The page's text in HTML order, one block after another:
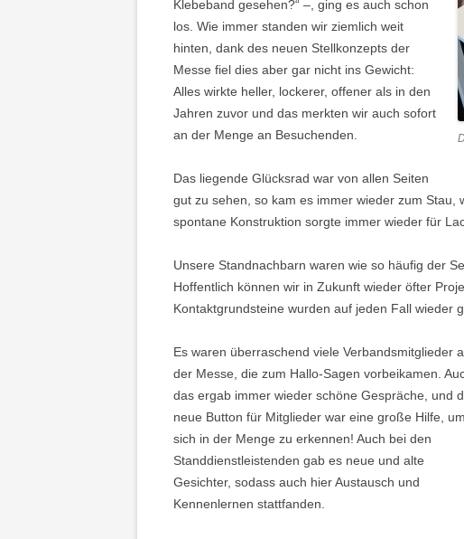
Klebeband gesehen?“ –, ging es auch schon
los. Wie immer standen wir ziemlich weit
hinten, dank des neuen Stellkonzepts der
Messe fiel dies aber gar nicht ins Gewicht:
Alles wirkte heller, lockerer, offener als in den
Jahren zuvor und das merkten wir auch sofort
an der Menge an Besuchenden.
Das liegende Glücksrad war von allen Seiten
gut zu sehen, so kam es immer wieder zum Stau,
spontane Konstruktion sorgte immer wieder für
Unsere Standnachbarn waren wie so häufig der
Hoffentlich können wir in Zukunft wieder öfter
Kontaktgrundsteine wurden auf jeden Fall wieder
Es waren überraschend viele Verbandsmitglieder
der Messe, die zum Hallo-Sagen vorbeikamen.
das ergab immer wieder schöne Gespräche, und
neue Button für Mitglieder war eine große Hilfe, um
sich in der Menge zu erkennen! Auch bei den
Standdienstleistenden gab es neue und alte
Gesichter, sodass auch hier Austausch und
Kennenlernen stattfanden.